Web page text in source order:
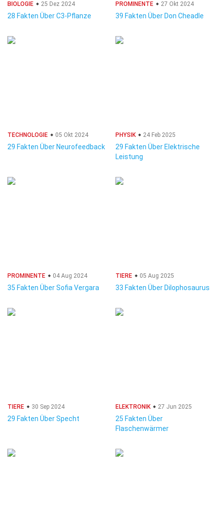
BIOLOGIE 25 Dez 2024
28 Fakten Über C3-Pflanze
PROMINENTE 27 Okt 2024
39 Fakten Über Don Cheadle
TECHNOLOGIE 05 Okt 2024
29 Fakten Über Neurofeedback
PHYSIK 24 Feb 2025
29 Fakten Über Elektrische
Leistung
PROMINENTE 04 Aug 2024
35 Fakten Über Sofia Vergara
TIERE 05 Aug 2025
33 Fakten Über Dilophosaurus
TIERE 30 Sep 2024
29 Fakten Über Specht
ELEKTRONIK 27 Jun 2025
25 Fakten Über
Flaschenwärmer